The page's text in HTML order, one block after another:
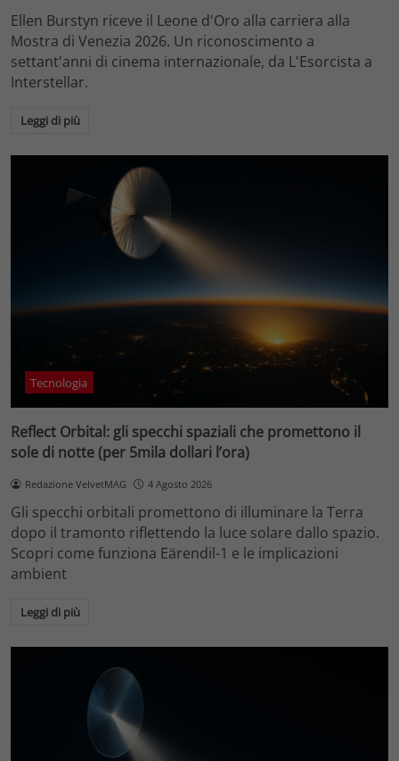
Ellen Burstyn riceve il Leone d'Oro alla carriera alla
Mostra di Venezia 2026. Un riconoscimento a
settant'anni di cinema internazionale, da L'Esorcista a
Interstellar.
Leggi di più
Tecnologia
Reflect Orbital: gli specchi spaziali che promettono il
sole di notte (per 5mila dollari l’ora)
Redazione VelvetMAG 4 Agosto 2026
Gli specchi orbitali promettono di illuminare la Terra
dopo il tramonto riflettendo la luce solare dallo spazio.
Scopri come funziona Eärendil-1 e le implicazioni
ambient
Leggi di più